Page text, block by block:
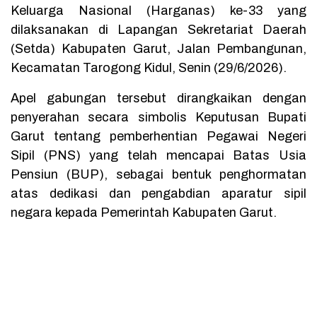
Keluarga Nasional (Harganas) ke-33 yang
dilaksanakan di Lapangan Sekretariat Daerah
(Setda) Kabupaten Garut, Jalan Pembangunan,
Kecamatan Tarogong Kidul, Senin (29/6/2026).
Apel gabungan tersebut dirangkaikan dengan
penyerahan secara simbolis Keputusan Bupati
Garut tentang pemberhentian Pegawai Negeri
Sipil (PNS) yang telah mencapai Batas Usia
Pensiun (BUP), sebagai bentuk penghormatan
atas dedikasi dan pengabdian aparatur sipil
negara kepada Pemerintah Kabupaten Garut.